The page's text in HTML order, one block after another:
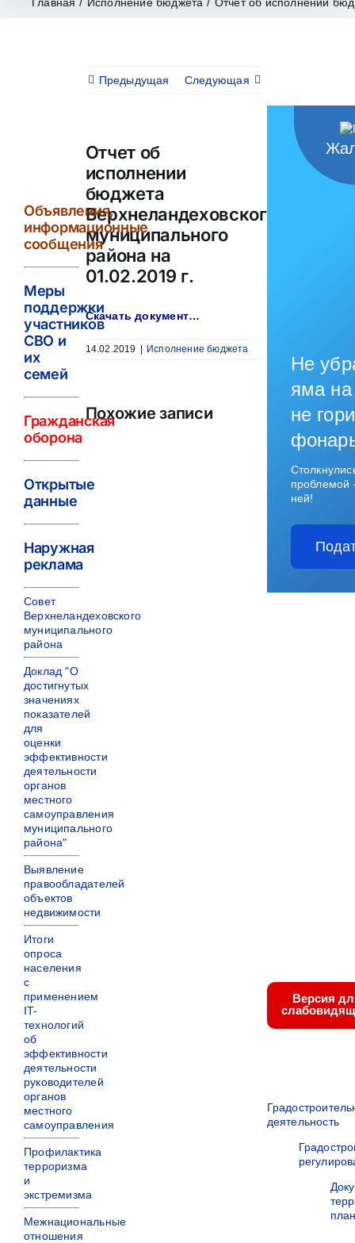
Предыдущая Следующая
Отчет об
исполнении
бюджета
Верхнеландеховского
муниципального
района на
01.02.2019 г.
Скачать документ…
14.02.2019 Исполнение бюджета
Похожие записи
Объявления,
информационные
сообщения
Меры
поддержки
участников
СВО и
их
семей
Гражданская
оборона
Открытые
данные
Наружная
реклама
Совет
Верхнеландеховского
муниципального
района
Доклад "О
достигнутых
значениях
показателей
для
оценки
эффективности
деятельности
органов
местного
самоуправления
муниципального
района"
Выявление
правообладателей
объектов
недвижимости
Итоги
опроса
населения
с
применением
IT-
технологий
об
эффективности
деятельности
руководителей
органов
местного
самоуправления
Профилактика
терроризма
и
экстремизма
Межнациональные
отношения
Не
яма на
не
ней!
Версия
деятельность